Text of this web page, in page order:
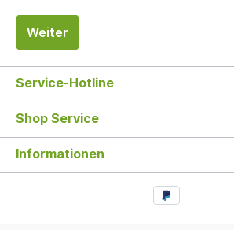
Weiter
Service-Hotline
Shop Service
Informationen